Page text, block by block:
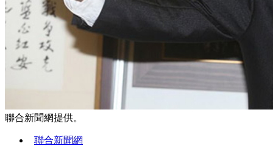
聯合新聞網提供。
聯合新聞網